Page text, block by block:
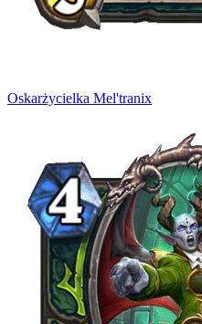
Oskarżycielka Mel'tranix